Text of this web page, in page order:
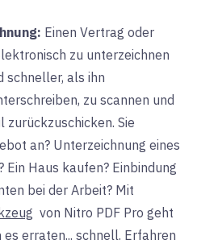
Einen Vertrag oder
zu unterzeichnen
schneller, als ihn
zu scannen und
zurückzuschicken. Sie
an? Unterzeichnung eines
Ein Haus kaufen? Einbindung
bei der Arbeit? Mit
von Nitro PDF Pro geht
es erraten... schnell. Erfahren